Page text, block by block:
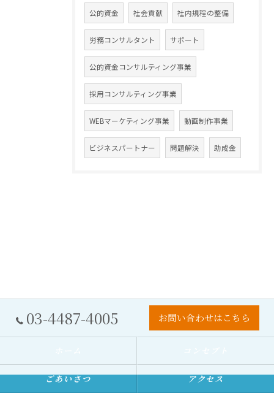
公的資金 社会貢献 社内規程の整備
労務コンサルタント サポート
公的資金コンサルティング事業
採用コンサルティング事業
WEBマーケティング事業 動画制作事業
ビジネスパートナー 問題解決 助成金
03-4487-4005 お問い合わせはこちら
ごあいさつ アクセス